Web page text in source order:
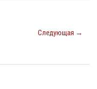
Следующая →